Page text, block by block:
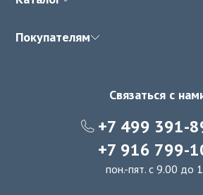
Покупателям
Связаться с
+7 499 391-
+7 916 799-
пон.-пят. с 9.00 до